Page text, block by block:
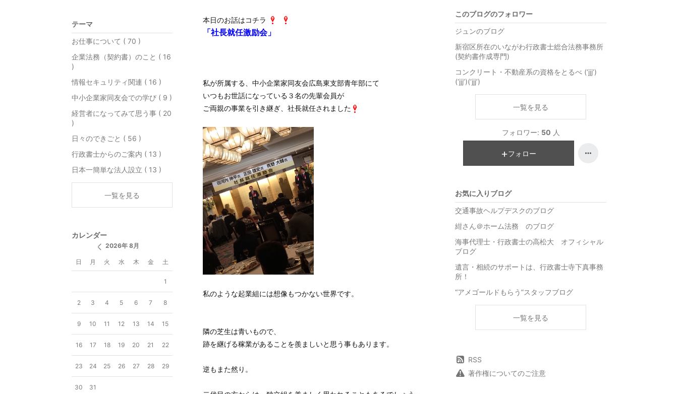
本日のお話はコチラ
「社長就任激励会」
私が所属する、中小企業家同友会広島東支部青年部にて
いつもお世話になっている３名の先輩会員が
ご両親の事業を引き継ぎ、社長就任されました
私のような起業組には想像もつかない世界です。
隣の芝生は青いもので、
跡を継げる稼業があることを羨ましいと思う事もあります。
逆もまた然り。
このブログのフォロワー
ジュンのブログ
新宿区所在のいながわ行政書士総合法務事務所
(契約書作成専門)
コンクリート・不動産系の資格をとるべ (‘jjj’)
(‘jjj’)(‘jjj’)
一覧を見る
フォロワー: 50 人
フォロー
お気に入りブログ
交通事故ヘルプデスクのブログ
紺さん＠ホーム法務 のブログ
海事代理士・行政書士の高松大 オフィシャル
ブログ
遺言・相続のサポートは、行政書士寺下真事務
所！
“アメゴールドもらう”スタッフブログ
一覧を見る
RSS
著作権についてのご注意
テーマ
お仕事について ( 70 )
企業法務（契約書）のこと ( 16
)
情報セキュリティ関連 ( 16 )
中小企業家同友会での学び ( 9 )
経営者になってみて思う事 ( 20
)
日々のできごと ( 56 )
行政書士からのご案内 ( 13 )
日本一簡単な法人設立 ( 13 )
一覧を見る
カレンダー
2026年 8月
日 月 火 水 木 金 土
1
2 3 4 5 6 7 8
9 10 11 12 13 14 15
16 17 18 19 20 21 22
23 24 25 26 27 28 29
30 31